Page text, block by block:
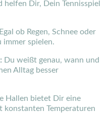
Dir, Dein Tennisspiel
Egal ob Regen, Schnee oder
immer spielen.
Du weißt genau, wann und
Alltag besser
Hallen bietet Dir eine
konstanten Temperaturen